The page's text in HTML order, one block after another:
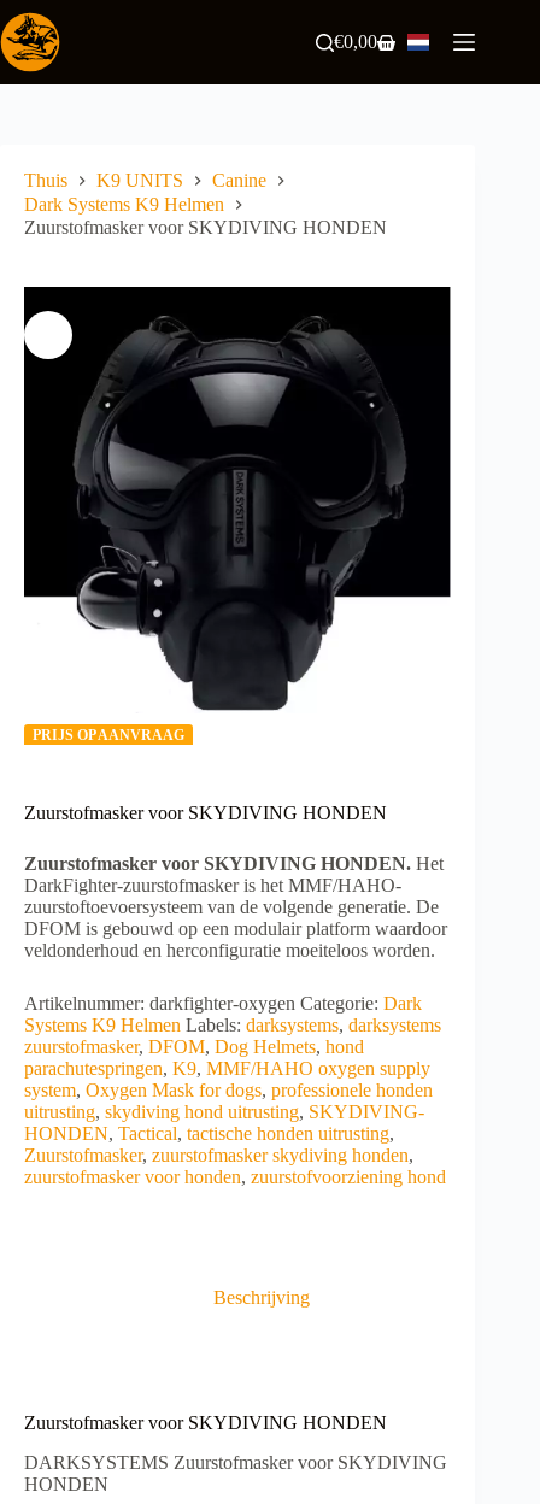
naar
de
inhoud
Winkelwagen
€0,00
Thuis K9 UNITS
Canine
Dark Systems K9 Helmen
Zuurstofmasker voor SKYDIVING HONDEN
PRIJS OP AANVRAAG
Zuurstofmasker voor SKYDIVING HONDEN
Zuurstofmasker voor SKYDIVING HONDEN. Het
DarkFighter-zuurstofmasker is het MMF/HAHO-
zuurstoftoevoersysteem van de volgende generatie. De
DFOM is gebouwd op een modulair platform waardoor
veldonderhoud en herconfiguratie moeiteloos worden.
Artikelnummer: darkfighter-oxygen Categorie: Dark
Systems K9 Helmen Labels: darksystems, darksystems
zuurstofmasker, DFOM, Dog Helmets, hond
parachutespringen, K9, MMF/HAHO oxygen supply
system, Oxygen Mask for dogs, professionele honden
uitrusting, skydiving hond uitrusting, SKYDIVING-
HONDEN, Tactical, tactische honden uitrusting,
Zuurstofmasker, zuurstofmasker skydiving honden,
zuurstofmasker voor honden, zuurstofvoorziening hond
Beschrijving
Zuurstofmasker voor SKYDIVING HONDEN
DARKSYSTEMS Zuurstofmasker voor SKYDIVING
HONDEN